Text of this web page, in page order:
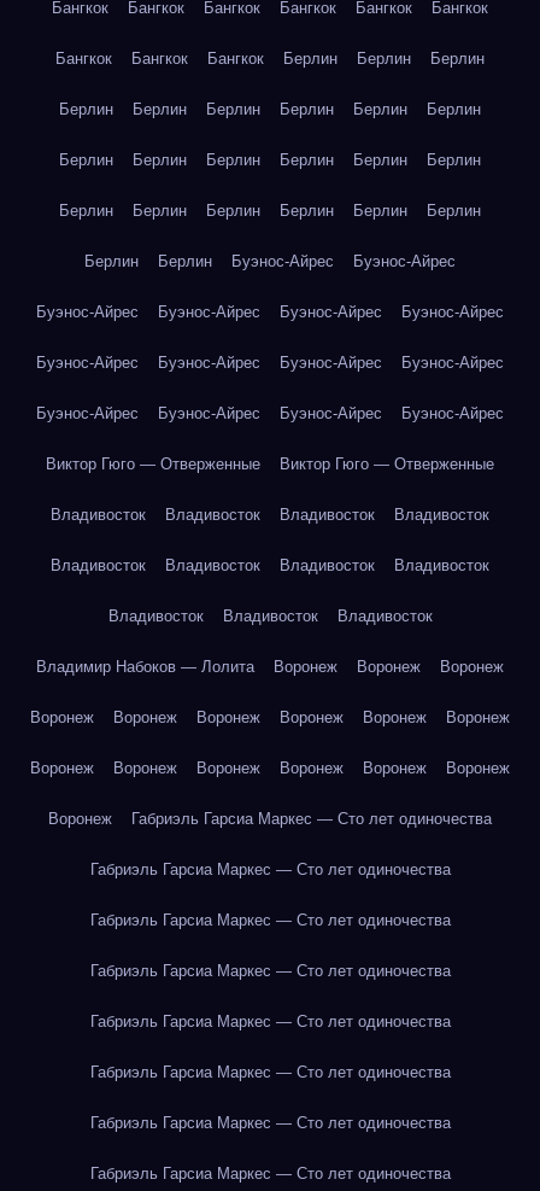
Бангкок Бангкок Бангкок Бангкок Бангкок Бангкок
Бангкок Бангкок Бангкок Берлин Берлин Берлин
Берлин Берлин Берлин Берлин Берлин Берлин
Берлин Берлин Берлин Берлин Берлин Берлин
Берлин Берлин Берлин Берлин Берлин Берлин
Берлин Берлин Буэнос-Айрес Буэнос-Айрес
Буэнос-Айрес Буэнос-Айрес Буэнос-Айрес Буэнос-Айрес
Буэнос-Айрес Буэнос-Айрес Буэнос-Айрес Буэнос-Айрес
Буэнос-Айрес Буэнос-Айрес Буэнос-Айрес Буэнос-Айрес
Виктор Гюго — Отверженные Виктор Гюго — Отверженные
Владивосток Владивосток Владивосток Владивосток
Владивосток Владивосток Владивосток Владивосток
Владивосток Владивосток Владивосток
Владимир Набоков — Лолита Воронеж Воронеж Воронеж
Воронеж Воронеж Воронеж Воронеж Воронеж Воронеж
Воронеж Воронеж Воронеж Воронеж Воронеж Воронеж
Воронеж Габриэль Гарсиа Маркес — Сто лет одиночества
Габриэль Гарсиа Маркес — Сто лет одиночества
Габриэль Гарсиа Маркес — Сто лет одиночества
Габриэль Гарсиа Маркес — Сто лет одиночества
Габриэль Гарсиа Маркес — Сто лет одиночества
Габриэль Гарсиа Маркес — Сто лет одиночества
Габриэль Гарсиа Маркес — Сто лет одиночества
Габриэль Гарсиа Маркес — Сто лет одиночества